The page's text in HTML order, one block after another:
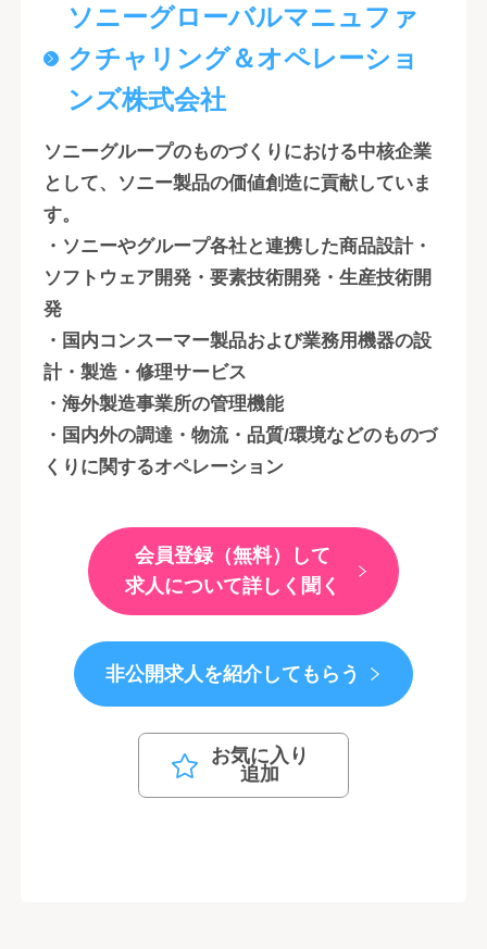
ソニーグローバルマニュファ
クチャリング＆オペレーショ
ンズ株式会社
ソニーグループのものづくりにおける中核企業
として、ソニー製品の価値創造に貢献していま
す。
・ソニーやグループ各社と連携した商品設計・
ソフトウェア開発・要素技術開発・生産技術開
発
・国内コンスーマー製品および業務用機器の設
計・製造・修理サービス
・海外製造事業所の管理機能
・国内外の調達・物流・品質/環境などのものづ
くりに関するオペレーション
会員登録（無料）して
求人について詳しく聞く
非公開求人を紹介してもらう
お気に入り
追加